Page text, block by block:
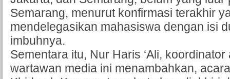
Semarang, menurut konfirmasi terakhir
mendelegasikan mahasiswa dengan isi
imbuhnya.
Sementara itu, Nur Haris ‘Ali,
wartawan media ini menambahkan,